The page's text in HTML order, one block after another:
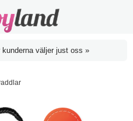
kunderna väljer just oss »